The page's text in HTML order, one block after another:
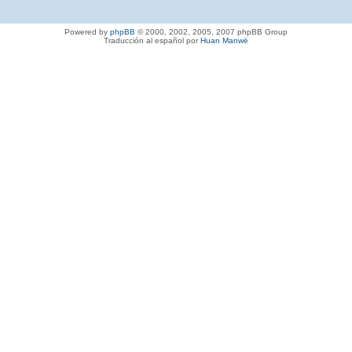
Powered by phpBB © 2000, 2002, 2005, 2007 phpBB Group
Traducción al español porHuan Manwë